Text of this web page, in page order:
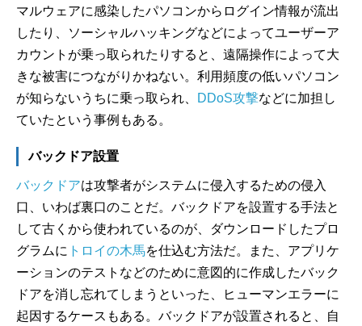
マルウェアに感染したパソコンからログイン情報が流出
したり、ソーシャルハッキングなどによってユーザーア
カウントが乗っ取られたりすると、遠隔操作によって大
きな被害につながりかねない。利用頻度の低いパソコン
が知らないうちに乗っ取られ、
DDoS攻撃などに加担し
ていたという事例もある。
バックドア設置
バックドアは攻撃者がシステムに侵入するための侵入
口、いわば裏口のことだ。バックドアを設置する手法と
して古くから使われているのが、ダウンロードしたプロ
グラムに トロイの木馬を仕込む方法だ。また、アプリケ
ーションのテストなどのために意図的に作成したバック
ドアを消し忘れてしまうといった、ヒューマンエラーに
起因するケースもある。バックドアが設置されると、自